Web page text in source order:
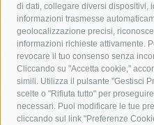
di dati, collegare diversi dispositivi,
informazioni trasmesse
geolocalizzazione precisi,
informazioni richieste attivamente.
revocare il tuo consenso senza
Cliccando su "Accetta cookie,"
simili. Utilizza il pulsante "Gestisci
scelte o "Rifiuta tutto" per
necessari. Puoi modificare le tue
cliccando sul link "Preferenze
massimo coppola
Meta
penisola sorrentina
piano di
protezione civile
Regione
sindaco cuomo
sorrento
turismo
Vico Equense villa